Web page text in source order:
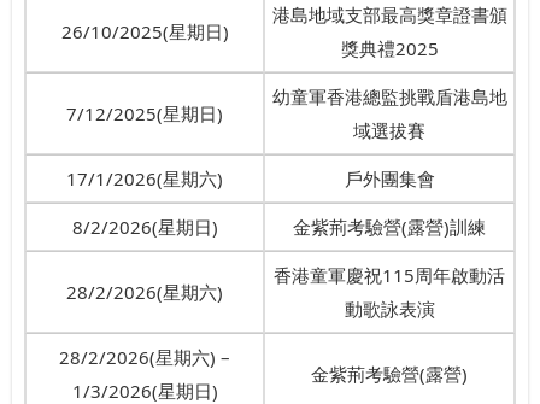
26/10/2025(星期日)
港島地域支部最高獎章證書頒
獎典禮2025
7/12/2025(星期日)
幼童軍香港總監挑戰盾港島地
域選拔賽
17/1/2026(星期六)
戶外團集會
8/2/2026(星期日)
金紫荊考驗營(露營)訓練
28/2/2026(星期六)
香港童軍慶祝115周年啟動活
動歌詠表演
28/2/2026(星期六) –
1/3/2026(星期日)
金紫荊考驗營(露營)